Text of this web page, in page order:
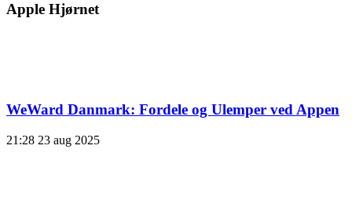
Apple Hjørnet
WeWard Danmark: Fordele og Ulemper ved Appen
21:28 23 aug 2025